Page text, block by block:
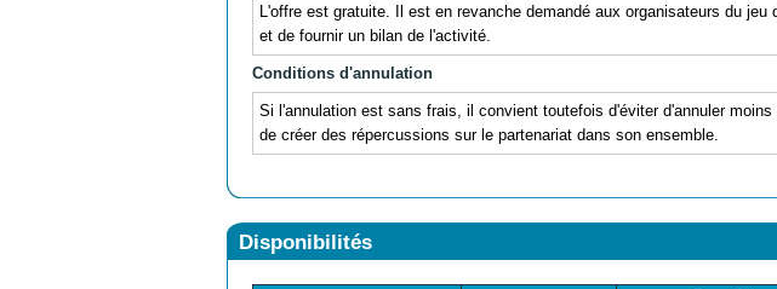
L'offre est gratuite. Il est en revanche demandé aux organisateurs du
et de fournir un bilan de l'activité.
Conditions d'annulation
Si l'annulation est sans frais, il convient toutefois d'éviter d'annuler
de créer des répercussions sur le partenariat dans son ensemble.
Disponibilités